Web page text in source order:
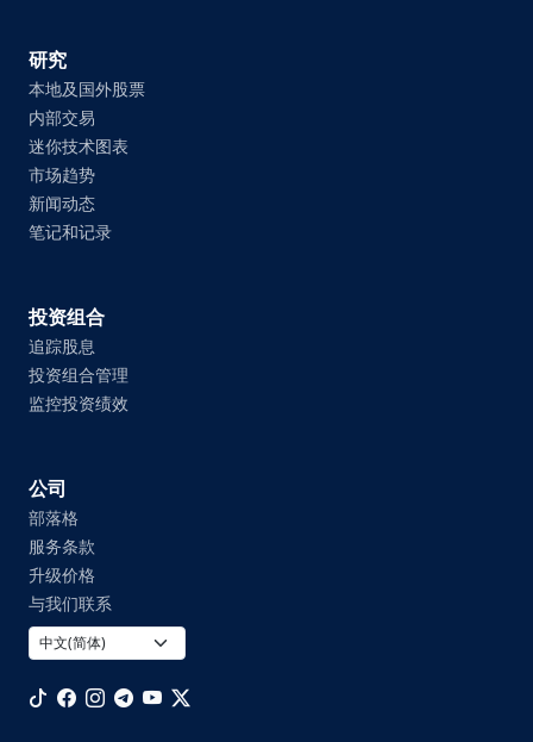
研究
本地及国外股票
内部交易
迷你技术图表
市场趋势
新闻动态
笔记和记录
投资组合
追踪股息
投资组合管理
监控投资绩效
公司
部落格
服务条款
升级价格
与我们联系